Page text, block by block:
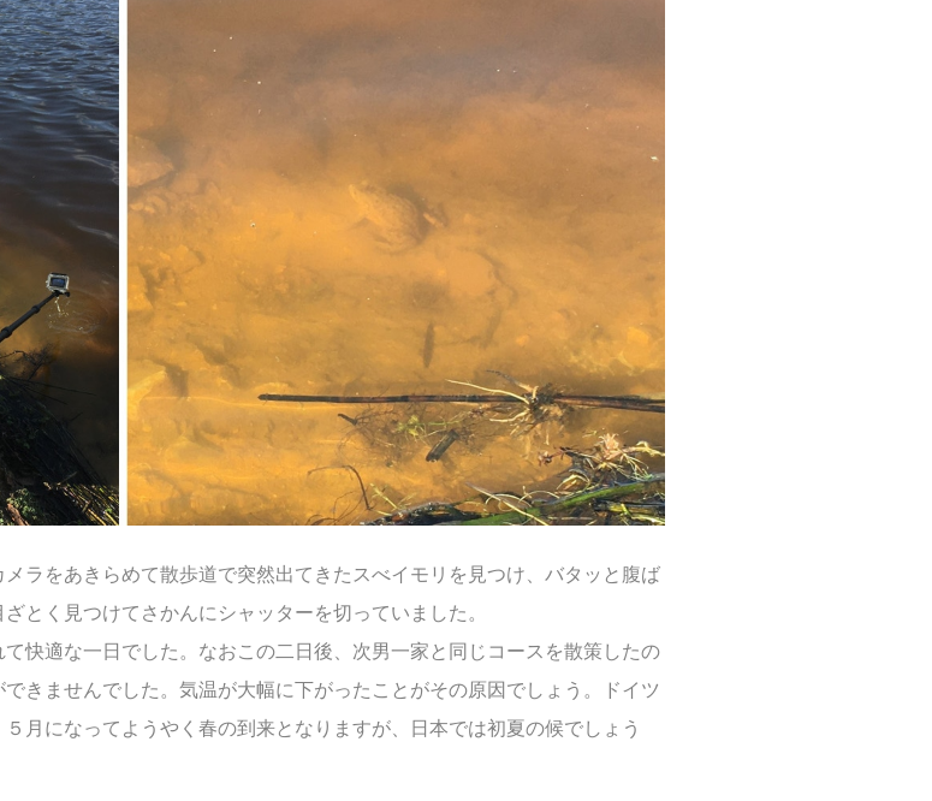
ラをあきらめて散歩道で突然出てきたスべイモリを見つけ、バタッと腹ば
とく見つけてさかんにシャッターを切っていました。
快適な一日でした。なおこの二日後、次男一家と同じコースを散策したの
きませんでした。気温が大幅に下がったことがその原因でしょう。ドイツ
月になってようやく春の到来となりますが、日本では初夏の候でしょう